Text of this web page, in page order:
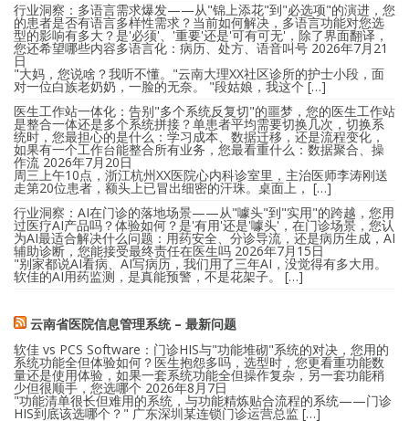
行业洞察：多语言需求爆发——从"锦上添花"到"必选项"的演进，您
的患者是否有语言多样性需求？当前如何解决，多语言功能对您选
型的影响有多大？是'必须'、'重要'还是'可有可无'，除了界面翻译，
您还希望哪些内容多语言化：病历、处方、语音叫号 2026年7月21
日
"大妈，您说啥？我听不懂。"云南大理XX社区诊所的护士小段，面
对一位白族老奶奶，一脸的无奈。 "段姑娘，我这个 […]
医生工作站一体化：告别"多个系统反复切"的噩梦，您的医生工作站
是整合一体还是多个系统拼接？单患者平均需要切换几次，切换系
统时，您最担心的是什么：学习成本、数据迁移，还是流程变化，
如果有一个工作台能整合所有业务，您最看重什么：数据聚合、操
作流 2026年7月20日
周三上午10点，浙江杭州XX医院心内科诊室里，主治医师李涛刚送
走第20位患者，额头上已冒出细密的汗珠。桌面上， […]
行业洞察：AI在门诊的落地场景——从"噱头"到"实用"的跨越，您用
过医疗AI产品吗？体验如何？是'有用'还是'噱头'，在门诊场景，您认
为AI最适合解决什么问题：用药安全、分诊导流，还是病历生成，AI
辅助诊断，您能接受最终责任在医生吗 2026年7月15日
"别家都说AI看病、AI写病历，我们用了三年AI，没觉得有多大用。
软佳的AI用药监测，是真能预警，不是花架子。 […]
云南省医院信息管理系统 – 最新问题
软佳 vs PCS Software：门诊HIS与"功能堆砌"系统的对决，您用的
系统功能全但体验如何？医生抱怨多吗，选型时，您更看重功能数
量还是使用体验，如果一套系统功能全但操作复杂，另一套功能稍
少但很顺手，您选哪个 2026年8月7日
"功能清单很长但难用的系统，与功能精炼贴合流程的系统——门诊
HIS到底该选哪个？" 广东深圳某连锁门诊运营总监 […]